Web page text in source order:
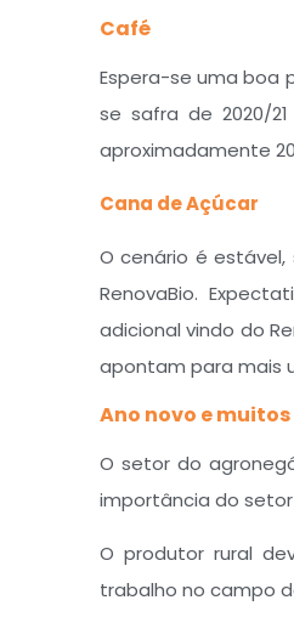
Café
Espera-se uma boa
se safra de 2020/
aproximadamente
Cana de Açúcar
O cenário é estável,
RenovaBio.
adicional vindo do
apontam para mais
Ano novo e
O setor do
importância do
O produtor rural
trabalho no campo